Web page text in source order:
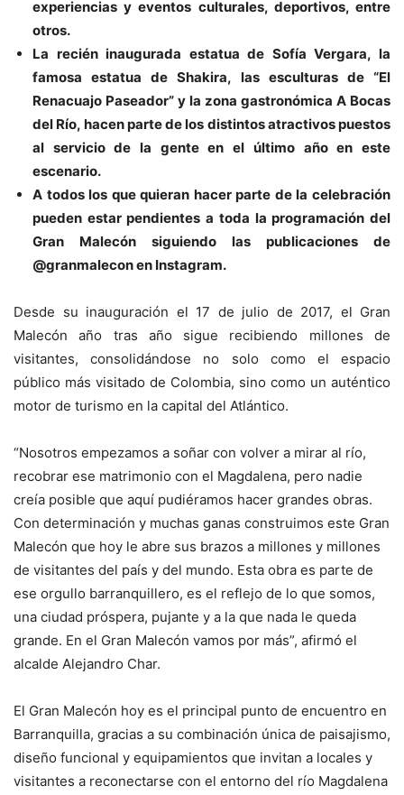
experiencias y eventos culturales, deportivos, entre
otros.
La recién inaugurada estatua de Sofía Vergara, la
famosa estatua de Shakira, las esculturas de “El
Renacuajo Paseador” y la zona gastronómica A Bocas
del Río, hacen parte de los distintos atractivos puestos
al servicio de la gente en el último año en este
escenario.
A todos los que quieran hacer parte de la celebración
pueden estar pendientes a toda la programación del
Gran Malecón siguiendo las publicaciones de
@granmalecon en Instagram.
Desde su inauguración el 17 de julio de 2017, el Gran
Malecón año tras año sigue recibiendo millones de
visitantes, consolidándose no solo como el espacio
público más visitado de Colombia, sino como un auténtico
motor de turismo en la capital del Atlántico.
“Nosotros empezamos a soñar con volver a mirar al río,
recobrar ese matrimonio con el Magdalena, pero nadie
creía posible que aquí pudiéramos hacer grandes obras.
Con determinación y muchas ganas construimos este Gran
Malecón que hoy le abre sus brazos a millones y millones
de visitantes del país y del mundo. Esta obra es parte de
ese orgullo barranquillero, es el reflejo de lo que somos,
una ciudad próspera, pujante y a la que nada le queda
grande. En el Gran Malecón vamos por más”, afirmó el
alcalde Alejandro Char.
El Gran Malecón hoy es el principal punto de encuentro en
Barranquilla, gracias a su combinación única de paisajismo,
diseño funcional y equipamientos que invitan a locales y
visitantes a reconectarse con el entorno del río Magdalena